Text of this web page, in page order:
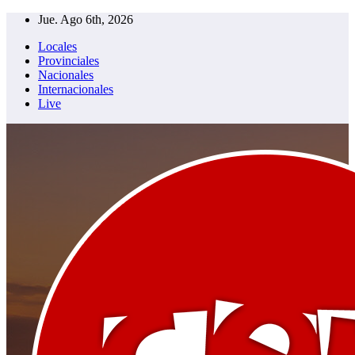
Saltar
contenido
Jue. Ago 6th, 2026
Locales
Provinciales
Nacionales
Internacionales
Live